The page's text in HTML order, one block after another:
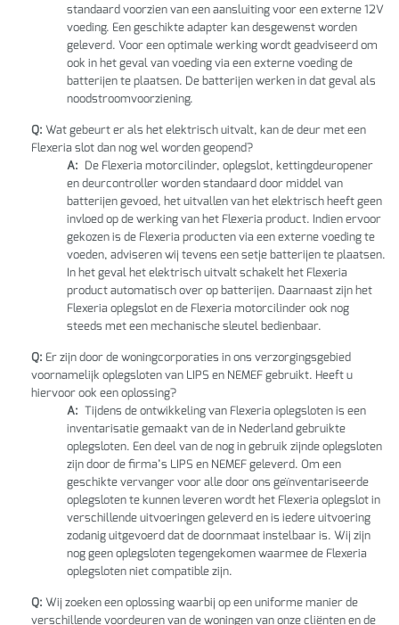
standaard voorzien van een aansluiting voor een externe 12V
voeding. Een geschikte adapter kan desgewenst worden
geleverd. Voor een optimale werking wordt geadviseerd om
ook in het geval van voeding via een externe voeding de
batterijen te plaatsen. De batterijen werken in dat geval als
noodstroomvoorziening.
Q: Wat gebeurt er als het elektrisch uitvalt, kan de deur met een
Flexeria slot dan nog wel worden geopend?
A: De Flexeria motorcilinder, oplegslot, kettingdeuropener
en deurcontroller worden standaard door middel van
batterijen gevoed, het uitvallen van het elektrisch heeft geen
invloed op de werking van het Flexeria product. Indien ervoor
gekozen is de Flexeria producten via een externe voeding te
voeden, adviseren wij tevens een setje batterijen te plaatsen.
In het geval het elektrisch uitvalt schakelt het Flexeria
product automatisch over op batterijen. Daarnaast zijn het
Flexeria oplegslot en de Flexeria motorcilinder ook nog
steeds met een mechanische sleutel bedienbaar.
Q: Er zijn door de woningcorporaties in ons verzorgingsgebied
voornamelijk oplegsloten van LIPS en NEMEF gebruikt. Heeft u
hiervoor ook een oplossing?
A: Tijdens de ontwikkeling van Flexeria oplegsloten is een
inventarisatie gemaakt van de in Nederland gebruikte
oplegsloten. Een deel van de nog in gebruik zijnde oplegsloten
zijn door de firma’s LIPS en NEMEF geleverd. Om een
geschikte vervanger voor alle door ons geïnventariseerde
oplegsloten te kunnen leveren wordt het Flexeria oplegslot in
verschillende uitvoeringen geleverd en is iedere uitvoering
zodanig uitgevoerd dat de doornmaat instelbaar is. Wij zijn
nog geen oplegsloten tegengekomen waarmee de Flexeria
oplegsloten niet compatible zijn.
Q: Wij zoeken een oplossing waarbij op een uniforme manier de
verschillende voordeuren van de woningen van onze cliënten en de